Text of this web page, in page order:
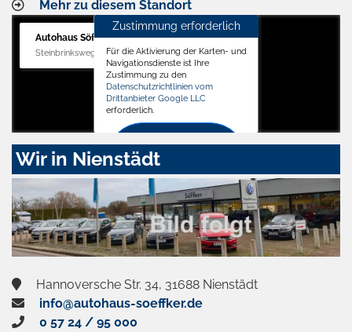
Mehr zu diesem Standort
Autohaus Söffker GmbH
Steinbrinksweg 12, 31840 Hessisch Oldendorf
Zustimmung erforderlich
Für die Aktivierung der Karten- und
Navigationsdienste ist Ihre
Zustimmung zu den
Datenschutzrichtlinien vom
Drittanbieter Google LLC
erforderlich.
Zustimmen
aktivieren
Wir in Nienstädt
Hannoversche Str. 34, 31688 Nienstädt
info@autohaus-soeffker.de
0 57 24 / 95 000